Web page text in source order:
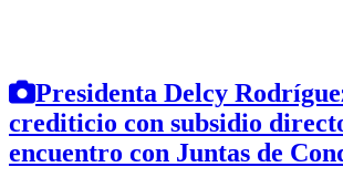
Presidenta Delcy
crediticio con subsidio
encuentro con Juntas de